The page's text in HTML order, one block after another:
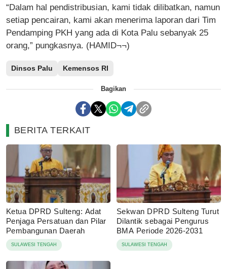
“Dalam hal pendistribusian, kami tidak dilibatkan, namun
setiap pencairan, kami akan menerima laporan dari Tim
Pendamping PKH yang ada di Kota Palu sebanyak 25
orang,” pungkasnya. (HAMID¬¬)
Dinsos Palu Kemensos RI
Bagikan
BERITA TERKAIT
Ketua DPRD Sulteng: Adat
Penjaga Persatuan dan Pilar
Pembangunan Daerah
SULAWESI TENGAH
Sekwan DPRD Sulteng Turut
Dilantik sebagai Pengurus
BMA Periode 2026-2031
SULAWESI TENGAH